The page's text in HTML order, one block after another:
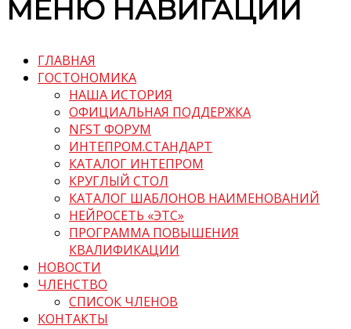
МЕНЮ НАВИГАЦИИ
ГЛАВНАЯ
ГОСТОНОМИКА
НАША ИСТОРИЯ
ОФИЦИАЛЬНАЯ ПОДДЕРЖКА
NFST ФОРУМ
ИНТЕПРОМ.СТАНДАРТ
КАТАЛОГ ИНТЕПРОМ
КРУГЛЫЙ СТОЛ
КАТАЛОГ ШАБЛОНОВ НАИМЕНОВАНИЙ
НЕЙРОСЕТЬ «ЭТС»
ПРОГРАММА ПОВЫШЕНИЯ
КВАЛИФИКАЦИИ
НОВОСТИ
ЧЛЕНСТВО
СПИСОК ЧЛЕНОВ
КОНТАКТЫ